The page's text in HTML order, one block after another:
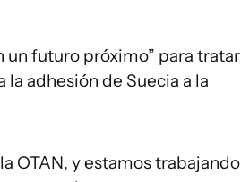
un futuro próximo” para tratar
adhesión de Suecia a la
OTAN, y estamos trabajando